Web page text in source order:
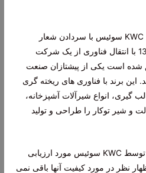
تحت لیسانس KWC سوئیس با سردادن شعار
استفاده بهینه از آب در سال 1380 با انتقال فناوری از یک شرکت
شده است یکی از پیشتازان صنعت
این برند با فناوری های ریخته گری
گیری، انواع شیرآلات آشپزخانه،
و شیر توکار را طراحی و تولید
محصولات KWC به طور مداوم توسط KWC سوئیس مورد ارزیابی
نظر در مورد کیفیت آنها باقی نمی